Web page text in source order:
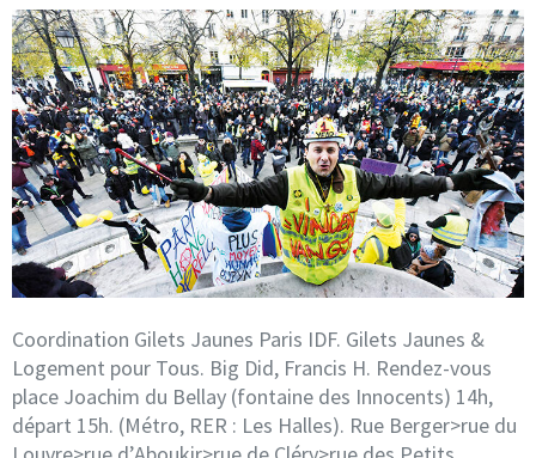
Coordination Gilets Jaunes Paris IDF. Gilets Jaunes &
Logement pour Tous. Big Did, Francis H. Rendez-vous
place Joachim du Bellay (fontaine des Innocents) 14h,
départ 15h. (Métro, RER : Les Halles). Rue Berger>rue du